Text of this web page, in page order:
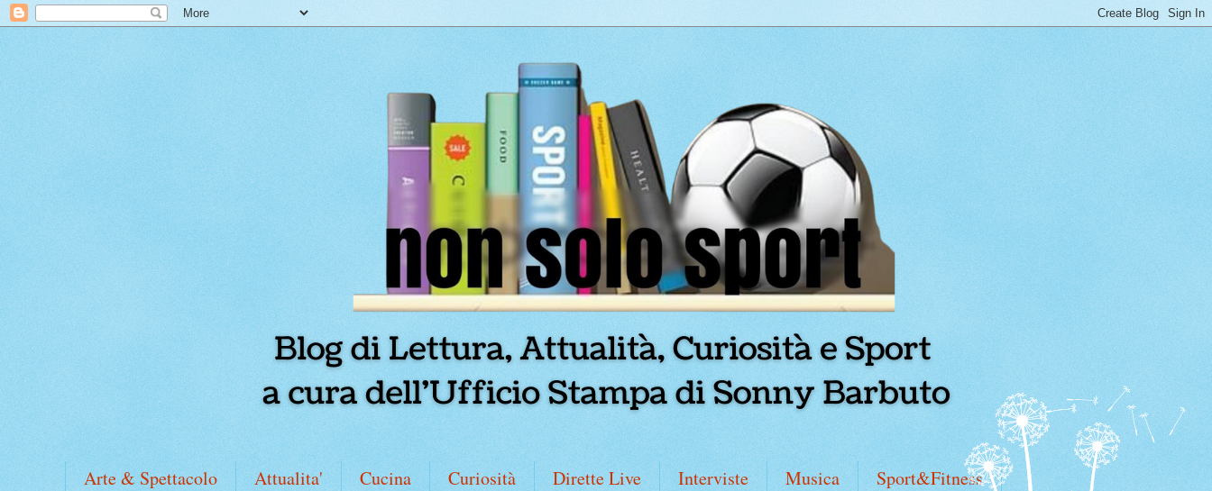
Arte & Spettacolo Attualita' Cucina Curiosità Dirette Live Interviste Musica Sport&Fitness